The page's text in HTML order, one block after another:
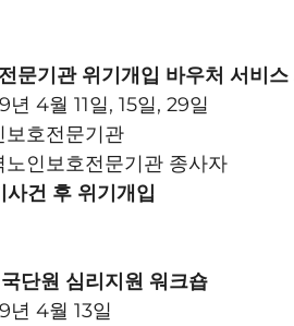
문기관 위기개입 바우처 서비스
년 4월 11일, 15일, 29일
보호전문기관
노인보호전문기관 종사자
사건 후 위기개입
단원 심리지원 워크숍
년 4월 13일